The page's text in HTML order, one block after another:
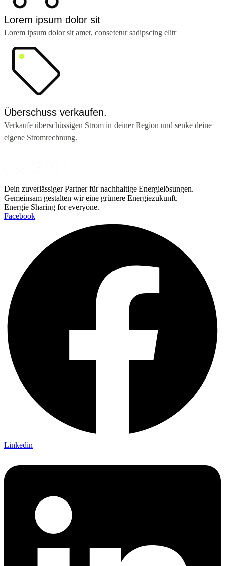
Lorem ipsum dolor sit
Lorem ipsum dolor sit amet, consetetur sadipscing elitr
Überschuss verkaufen.
Verkaufe überschüssigen Strom in deiner Region und senke deine
eigene Stromrechnung.
Dein zuverlässiger Partner für nachhaltige Energielösungen.
Gemeinsam gestalten wir eine grünere Energiezukunft.
Energie Sharing for everyone.
Facebook
Linkedin